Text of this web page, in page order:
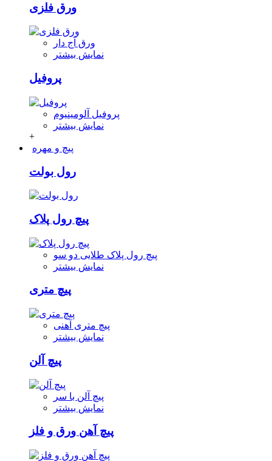
ورق فلزی
ورق آج دار
نمایش بیشتر
پروفیل
پروفیل آلومینیوم
نمایش بیشتر
+
پیچ و مهره
رول بولت
پیچ رول پلاک
پیچ رول پلاک طلایی دو سو
نمایش بیشتر
پیچ متری
پیچ متری آهنی
نمایش بیشتر
پیچ آلن
پیچ آلن با سر
نمایش بیشتر
پیچ آهن ورق و فلز